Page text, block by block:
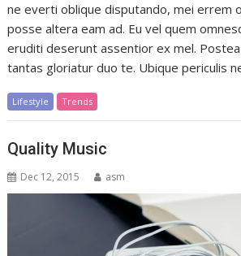
ne everti oblique disputando, mei errem
posse altera eam ad. Eu vel quem
eruditi deserunt assentior ex mel.
tantas gloriatur duo te. Ubique periculis
Lifestyle Trends
Quality Music
Dec 12, 2015 asm